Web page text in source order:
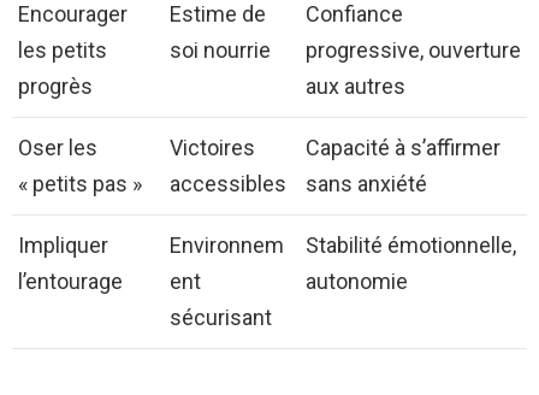
Encourager
les petits
progrès
Estime de
soi nourrie
Confiance
progressive, ouverture
aux autres
Oser les
« petits pas »
Victoires
accessibles
Capacité à s’affirmer
sans anxiété
Impliquer
l’entourage
Environnem
ent
sécurisant
Stabilité émotionnelle,
autonomie